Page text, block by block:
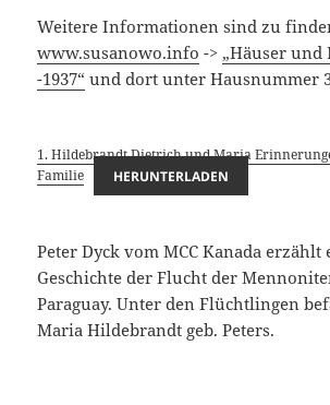
Weitere Informationen sind zu
www.susanowo.info -> „Häuser und
-1937“ und dort unter Hausnummer
1. Hildebrandt Dietrich und Maria
Familie
HERUNTERLADEN
Peter Dyck vom MCC Kanada erzählt
Geschichte der Flucht der
Paraguay. Unter den Flüchtlingen
Maria Hildebrandt geb. Peters.